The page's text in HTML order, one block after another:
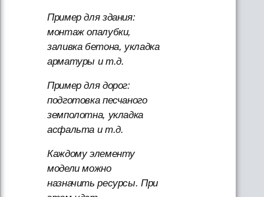
Пример для здания:
монтаж опалубки,
заливка бетона, укладка
арматуры и т.д.
Пример для дорог:
подготовка песчаного
земполотна, укладка
асфальта и т.д.
Каждому элементу
модели можно
назначить ресурсы. При